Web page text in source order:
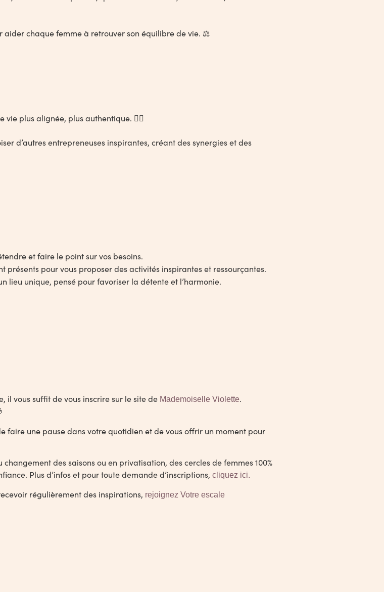
chaque femme à retrouver son équilibre de vie. ⚖️
vie plus alignée, plus authentique. 🧚‍♀️
d’autres entrepreneuses inspirantes, créant des synergies et des
et faire le point sur vos besoins.
présents pour vous proposer des activités inspirantes et ressourçantes.
lieu unique, pensé pour favoriser la détente et l’harmonie.
vous suffit de vous inscrire sur le site de Mademoiselle Violette.
faire une pause dans votre quotidien et de vous offrir un moment pour
des saisons ou en privatisation, des cercles de femmes 100%
Plus d’infos et pour toute demande d’inscriptions, cliquez ici.
régulièrement des inspirations, rejoignez Votre escale